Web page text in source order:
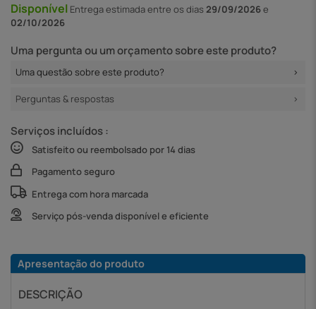
Disponível Entregaestimada entre os dias 29/09/2026e
02/10/2026
Uma pergunta ou um orçamento sobre este produto?
Uma questão sobre este produto?
Perguntas & respostas
Serviços incluídos :
Satisfeito ou reembolsado por 14 dias
Pagamento seguro
Entrega com hora marcada
Serviço pós-venda disponível e eficiente
Apresentação do produto
DESCRIÇÃO